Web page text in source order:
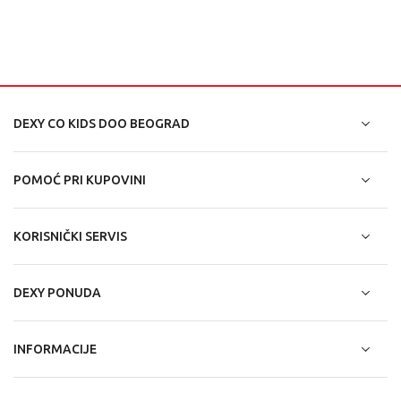
DEXY CO KIDS DOO BEOGRAD
POMOĆ PRI KUPOVINI
KORISNIČKI SERVIS
DEXY PONUDA
INFORMACIJE